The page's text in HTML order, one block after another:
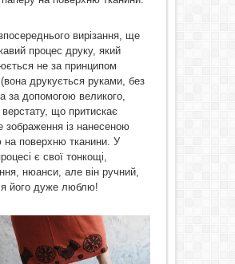
вирізання, ще
процес друку, який
не за принципом
(вона друкується руками, без
за допомогою великого,
верстату, що притискає
зображення із нанесеною
поверхню тканини. У
є свої тонкощі,
нюанси, але він ручний,
я його дуже люблю!